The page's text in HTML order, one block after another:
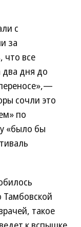
с
за
что все
два дня до
сочли это
по
«было бы
Тамбовской
такое